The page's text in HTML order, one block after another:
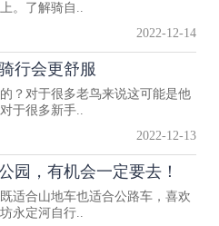
。了解骑自..
2022-12-14
行会更舒服
？对于很多老鸟来说这可能是他
于很多新手..
2022-12-13
园，有机会一定要去！
适合山地车也适合公路车，喜欢
永定河自行..